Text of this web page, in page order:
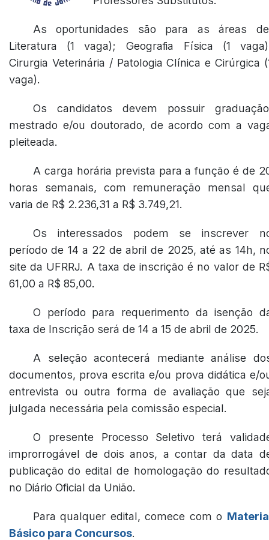
As oportunidades são para as áreas
Literatura (1 vaga); Geografia Física (1
Cirurgia Veterinária / Patologia Clínica e Cirúrgica
vaga).
Os candidatos devem possuir
mestrado e/ou doutorado, de acordo com a
pleiteada.
A carga horária prevista para a função é de
horas semanais, com remuneração mensal
varia de R$ 2.236,31 a R$ 3.749,21.
Os interessados podem se inscrever
período de 14 a 22 de abril de 2025, até as 14h,
site da UFRRJ. A taxa de inscrição é no valor de
61,00 a R$ 85,00.
O período para requerimento da isenção
taxa de Inscrição será de 14 a 15 de abril de 2025.
A seleção acontecerá mediante análise
documentos, prova escrita e/ou prova didática e/
entrevista ou outra forma de avaliação que
julgada necessária pela comissão especial.
O presente Processo Seletivo terá
improrrogável de dois anos, a contar da data
publicação do edital de homologação do
no Diário Oficial da União.
Para qualquer edital, comece com o
Básico para Concursos.